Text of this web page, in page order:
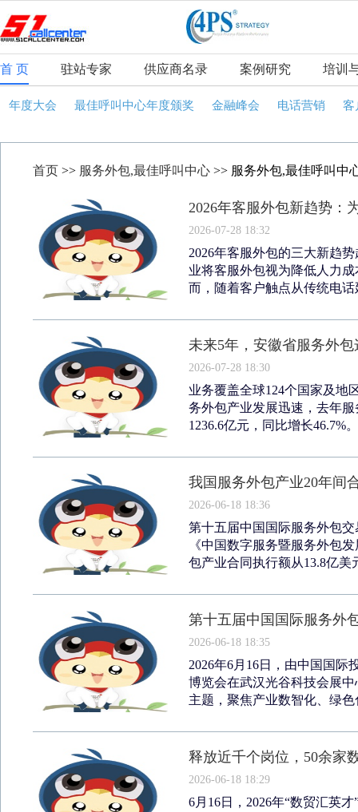
首 页 驻站专家 供应商名录 案例研究 培训
年度大会 最佳呼叫中心年度颁奖 金融峰会 电话营销 客
首页 >> 服务外包,最佳呼叫中心 >> 服务外包,最佳呼叫中
2026年客服外包新趋势：
2026-07-28 18:32
2026年客服外包的三大新趋
业将客服外包视为降低人力
而，随着客户触点从传统电
未来5年，安徽省服务外
2026-07-28 18:30
业务覆盖全球124个国家及
务外包产业发展迅速，去年
1236.6亿元，同比增长46.7%
我国服务外包产业20年间
2026-06-18 18:36
第十五届中国国际服务外包
《中国数字服务暨服务外包
包产业合同执行额从13.8亿美
第十五届中国国际服务外
2026-06-18 18:35
2026年6月16日，由中国国
博览会在武汉光谷科技会展
主题，聚焦产业数智化、绿
释放近千个岗位，50余家
2026-06-18 18:29
6月16日，2026年“数贸汇英